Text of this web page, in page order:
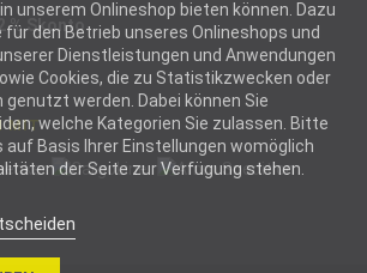
unserem Onlineshop bieten können. Dazu
für den Betrieb unseres Onlineshops und
Dienstleistungen und Anwendungen
Cookies, die zu Statistikzwecken oder
werden. Dabei können Sie
welche Kategorien Sie zulassen. Bitte
auf Basis Ihrer Einstellungen womöglich
der Seite zur Verfügung stehen.
% Skonto
MIT